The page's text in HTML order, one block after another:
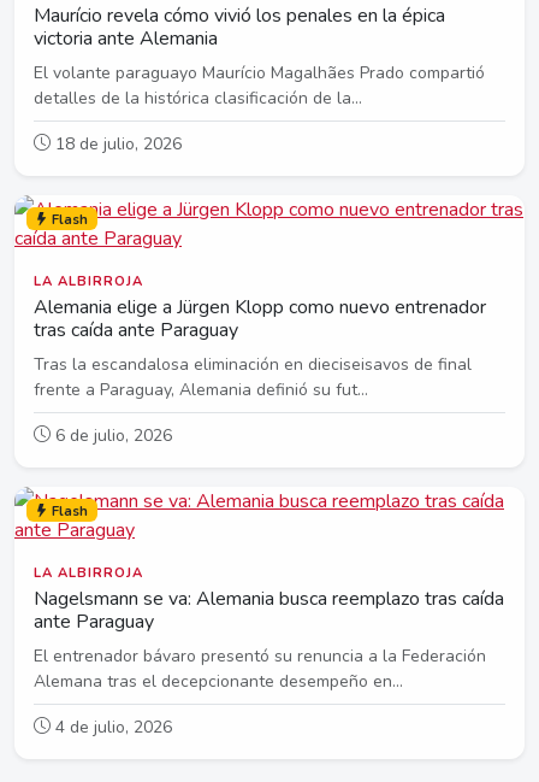
Maurício revela cómo vivió los penales en la épica
victoria ante Alemania
El volante paraguayo Maurício Magalhães Prado compartió
detalles de la histórica clasificación de la...
18 de julio, 2026
Flash
LA ALBIRROJA
Alemania elige a Jürgen Klopp como nuevo entrenador
tras caída ante Paraguay
Tras la escandalosa eliminación en dieciseisavos de final
frente a Paraguay, Alemania definió su fut...
6 de julio, 2026
Flash
LA ALBIRROJA
Nagelsmann se va: Alemania busca reemplazo tras caída
ante Paraguay
El entrenador bávaro presentó su renuncia a la Federación
Alemana tras el decepcionante desempeño en...
4 de julio, 2026